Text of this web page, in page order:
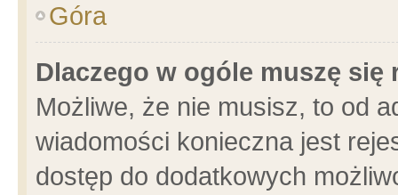
Góra
Dlaczego w ogóle muszę się
Możliwe, że nie musisz, to od
wiadomości konieczna jest
dostęp do dodatkowych